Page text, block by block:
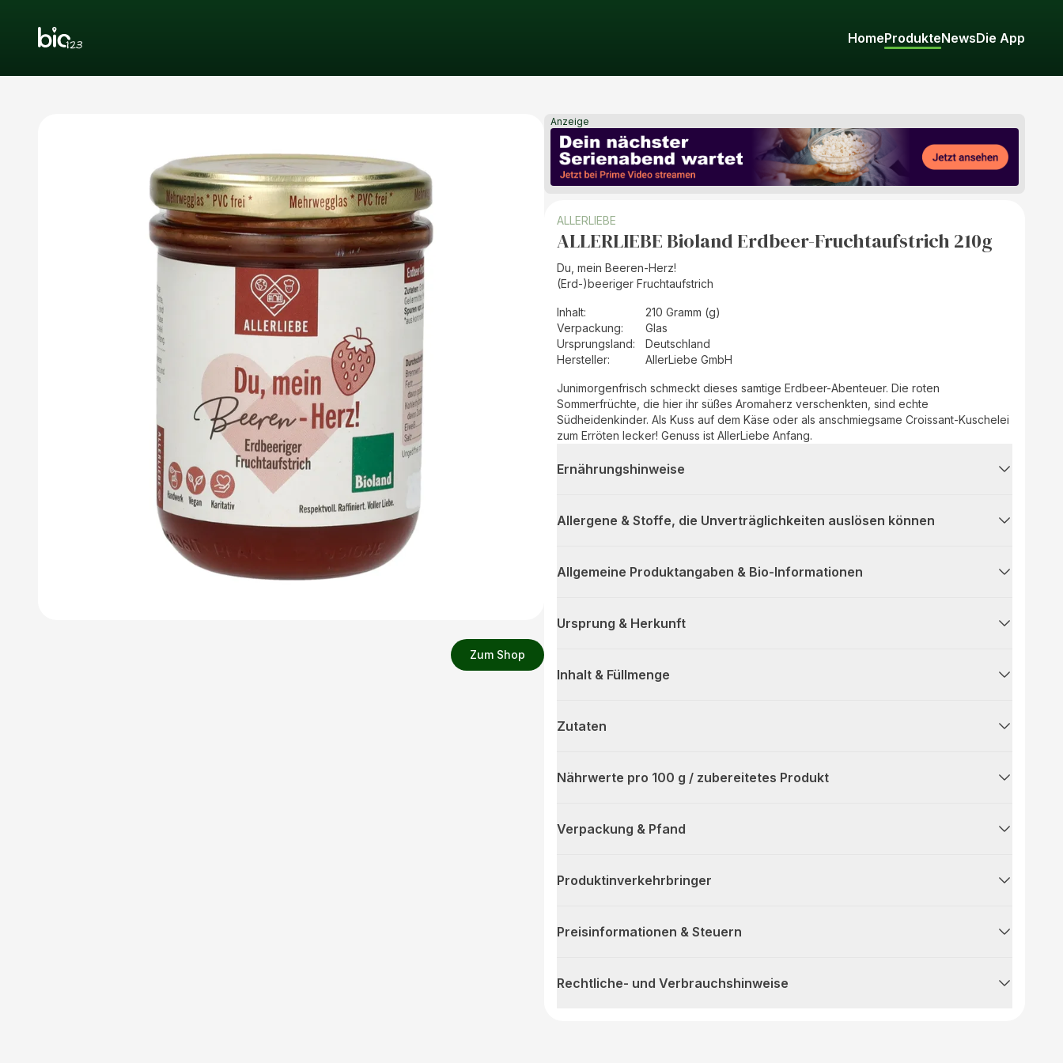
HomeProdukteNewsDie App
Zum Shop
Anzeige
ALLERLIEBE
ALLERLIEBE Bioland Erdbeer-Fruchtaufstrich 210g
Du, mein Beeren-Herz!
(Erd-)beeriger Fruchtaufstrich
Inhalt:
210 Gramm (g)
Verpackung:
Glas
Ursprungsland:
Deutschland
Hersteller: AllerLiebe GmbH
Junimorgenfrisch schmeckt dieses samtige Erdbeer-Abenteuer. Die roten
Sommerfrüchte, die hier ihr süßes Aromaherz verschenkten, sind echte
Südheidenkinder. Als Kuss auf dem Käse oder als anschmiegsame Croissant-Kuschelei
zum Erröten lecker! Genuss ist AllerLiebe Anfang.
Ernährungshinweise
Allergene & Stoffe, die Unverträglichkeiten auslösen können
Allgemeine Produktangaben & Bio-Informationen
Ursprung & Herkunft
Inhalt & Füllmenge
Zutaten
Nährwerte pro 100 g / zubereitetes Produkt
Verpackung & Pfand
Produktinverkehrbringer
Preisinformationen & Steuern
Rechtliche- und Verbrauchshinweise